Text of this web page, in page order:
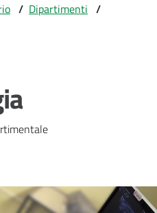
/ Dipartimenti /